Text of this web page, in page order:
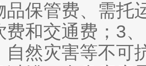
品保管费、需托
费和交通费；3
自然灾害等不可